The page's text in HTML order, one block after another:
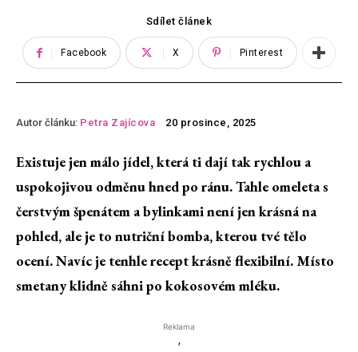
Sdílet článek
Facebook X Pinterest
Autor článku: Petra Zajícova 20 prosince, 2025
Existuje jen málo jídel, která ti dají tak rychlou a
uspokojivou odměnu hned po ránu. Tahle omeleta s
čerstvým špenátem a bylinkami není jen krásná na
pohled, ale je to nutriční bomba, kterou tvé tělo
ocení. Navíc je tenhle recept krásně flexibilní. Místo
smetany klidně sáhni po kokosovém mléku.
Reklama
'